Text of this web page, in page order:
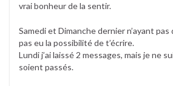
vrai bonheur de la sentir.
Samedi et Dimanche dernier n’ayant pas
pas eu la possibilité de t’écrire.
Lundi j’ai laissé 2 messages, mais je ne
soient passés.